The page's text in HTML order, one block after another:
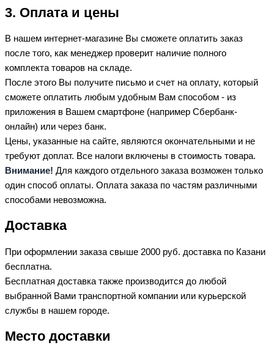
3. Оплата и цены
В нашем интернет-магазине Вы сможете оплатить заказ
после того, как менеджер проверит наличие полного
комплекта товаров на складе.
После этого Вы получите письмо и счет на оплату, который
сможете оплатить любым удобным Вам способом - из
приложения в Вашем смартфоне (например Сбербанк-
онлайн) или через банк.
Цены, указанные на сайте, являются окончательными и не
требуют доплат. Все налоги включены в стоимость товара.
Внимание! Для каждого отдельного заказа возможен только
один способ оплаты. Оплата заказа по частям различными
способами невозможна.
Доставка
При оформлении заказа свыше 2000 руб. доставка по Казани
бесплатна.
Бесплатная доставка также производится до любой
выбранной Вами транспортной компании или курьерской
службы в нашем городе.
Место доставки